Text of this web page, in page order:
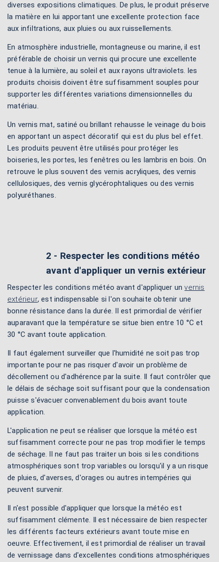
diverses expositions climatiques. De plus, le produit préserve
la matière en lui apportant une excellente protection face
aux infiltrations, aux pluies ou aux ruissellements.
En atmosphère industrielle, montagneuse ou marine, il est
préférable de choisir un vernis qui procure une excellente
tenue à la lumière, au soleil et aux rayons ultraviolets. les
produits choisis doivent être suffisamment souples pour
supporter les différentes variations dimensionnelles du
matériau.
Un vernis mat, satiné ou brillant rehausse le veinage du bois
en apportant un aspect décoratif qui est du plus bel effet.
Les produits peuvent être utilisés pour protéger les
boiseries, les portes, les fenêtres ou les lambris en bois. On
retrouve le plus souvent des vernis acryliques, des vernis
cellulosiques, des vernis glycérophtaliques ou des vernis
polyuréthanes.
2 - Respecter les conditions météo
avant d'appliquer un vernis extérieur
Respecter les conditions météo avant d'appliquer unvernis
extérieur, est indispensable si l'on souhaite obtenir une
bonne résistance dans la durée. Il est primordial de vérifier
auparavant que la température se situe bien entre 10 °C et
30 °C avant toute application.
Il faut également surveiller que l'humidité ne soit pas trop
importante pour ne pas risquer d'avoir un problème de
décollement ou d'adhérence par la suite. Il faut contrôler que
le délais de séchage soit suffisant pour que la condensation
puisse s'évacuer convenablement du bois avant toute
application.
L'application ne peut se réaliser que lorsque la météo est
suffisamment correcte pour ne pas trop modifier le temps
de séchage. Il ne faut pas traiter un bois si les conditions
atmosphériques sont trop variables ou lorsqu'il y a un risque
de pluies, d'averses, d'orages ou autres intempéries qui
peuvent survenir.
Il n'est possible d'appliquer que lorsque la météo est
suffisamment clémente. Il est nécessaire de bien respecter
les différents facteurs extérieurs avant toute mise en
oeuvre. Effectivement, il est primordial de réaliser un travail
de vernissage dans d'excellentes conditions atmosphériques